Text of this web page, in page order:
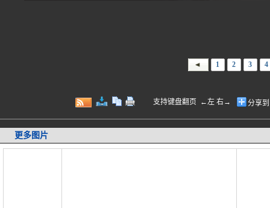
1 2 3 4
支持键盘翻页 ←左 右→ 分享
更多图片